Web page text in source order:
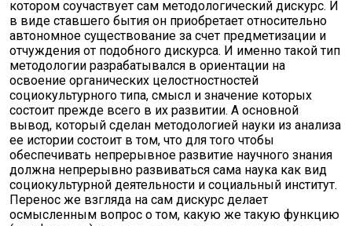
котором соучаствует сам методологический дискурс. И
в виде ставшего бытия он приобретает относительно
автономное существование за счет предметизации и
отчуждения от подобного дискурса. И именно такой тип
методологии разрабатывался в ориентации на
освоение органических целостностностей
социокультурного типа, смысл и значение которых
состоит прежде всего в их развитии. А основной
вывод, который сделан методологией науки из анализа
ее истории состоит в том, что для того чтобы
обеспечивать непрерывное развитие научного знания
должна непрерывно развиваться сама наука как вид
социокультурной деятельности и социальный институт.
Перенос же взгляда на сам дискурс делает
осмысленным вопрос о том, какую же такую функцию